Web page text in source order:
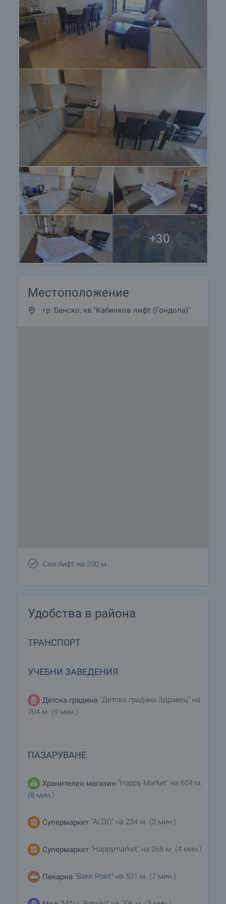
+30
Местоположение
гр. Банско, кв."Кабинков лифт (Гондола)"
Ски лифт на 200 м
Удобства в района
ТРАНСПОРТ
УЧЕБНИ ЗАВЕДЕНИЯ
Детска градина "Детска градина Здравец" на
704 м. (9 мин.)
ПАЗАРУВАНЕ
Хранителен магазин "Happy Market" на 604 м.
(8 мин.)
Супермаркет "ALDO" на 234 м. (3 мин.)
Супермаркет "Happymarket" на 268 м. (4 мин.)
Пекарна "Bake Point" на 531 м. (7 мин.)